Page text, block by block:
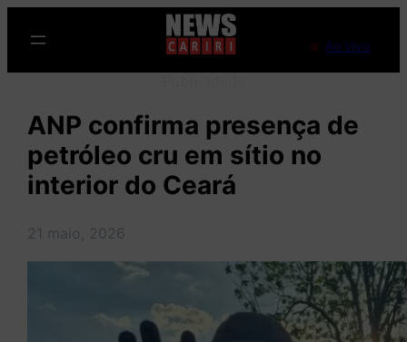
para
o
Ao Vivo
ANP confirma presença de
petróleo cru em sítio no
interior do Ceará
21 maio, 2026